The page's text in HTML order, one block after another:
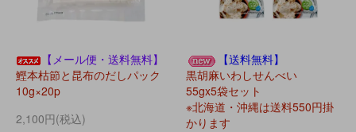
【メール便・送料無料】
鰹本枯節と昆布のだしパック
10g×20p
2,100円(税込)
【送料無料】
黒胡麻いわしせんべい
55gx5袋セット
※北海道・沖縄は送料550円掛
かります